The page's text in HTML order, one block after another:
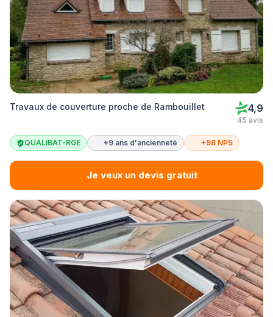
Travaux de couverture proche de Rambouillet 4,9
45 avis
QUALIBAT-RGE +9 ans d'ancienneté +98 NPS
Je veux un devis gratuit